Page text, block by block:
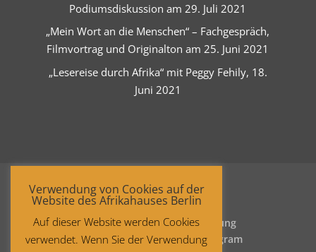
Podiumsdiskussion am 29. Juli 2021
„Mein Wort an die Menschen“ – Fachgespräch,
Filmvortrag und Originalton am 25. Juni 2021
„Lesereise durch Afrika“ mit Peggy Fehily, 18.
Juni 2021
Startseite
Datenschutzerklärung
Impressum
Facebook Instagram
Verwendung von Cookies auf der
Website des Afrikahauses Berlin
Auf dieser Website werden Cookies
verwendet. Wenn Sie der Verwendung